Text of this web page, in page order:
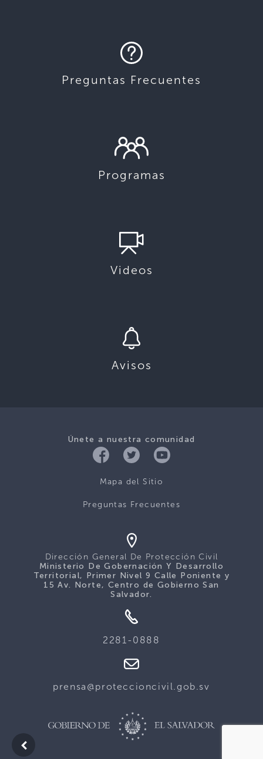
Preguntas Frecuentes
Programas
Videos
Avisos
Únete a nuestra comunidad
Mapa del Sitio
Preguntas Frecuentes
Dirección General De Protección Civil
Ministerio De Gobernación Y Desarrollo
Territorial, Primer Nivel 9 Calle Poniente y
15 Av. Norte, Centro de Gobierno San
Salvador.
2281-0888
prensa@proteccioncivil.gob.sv